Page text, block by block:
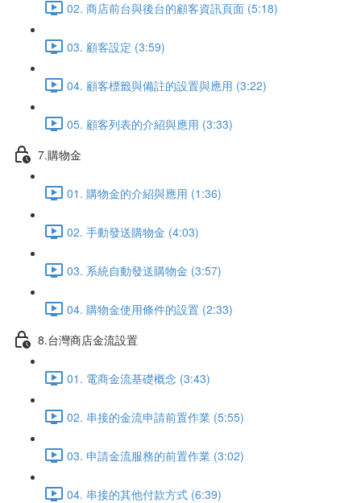
02. 商店前台與後台的顧客資訊頁面 (5:18)
03. 顧客設定 (3:59)
04. 顧客標籤與備註的設置與應用 (3:22)
05. 顧客列表的介紹與應用 (3:33)
7.購物金
01. 購物金的介紹與應用 (1:36)
02. 手動發送購物金 (4:03)
03. 系統自動發送購物金 (3:57)
04. 購物金使用條件的設置 (2:33)
8.台灣商店金流設置
01. 電商金流基礎概念 (3:43)
02. 串接的金流申請前置作業 (5:55)
03. 申請金流服務的前置作業 (3:02)
04. 串接的其他付款方式 (6:39)